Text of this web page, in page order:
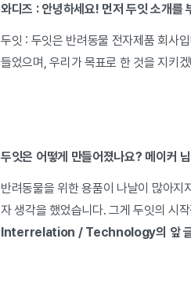
와디즈 : 안녕하세요! 먼저 두잇 소개를
두잇 : 두잇은 반려동물 전자제품 회사
들었으며, 우리가 목표로 한 것을 지키
두잇은 어떻게 만들어졌나요? 메이커
반려동물을 위한 용품이 나날이 많아
자 생각을 했었습니다. 그게 두잇의 시
Interrelation / Technology의 앞 글